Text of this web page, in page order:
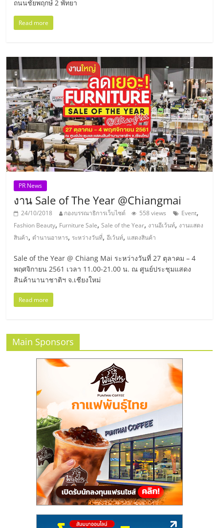
SMEs,
แฟ
รน
ไชส์,
ที่
ปรึกษา
แฟ
รน
ไชส์,
รวม
แฟ
รน
ไชส์
ขาย
แฟ
ไชส์
แฟ
ถนนชัยพฤกษ์ 2 พัทยา
Read more
PR News
งาน Sale of The Year @Chiangmai
24/10/2018 กองบรรณาธิการเว็บไซต์ 558 views Event,
Fashion Beauty, Furniture Sale,Sale of the Year, งานอีเว้นท์, งานแสดง
สินค้า, ตำนานอาหาร, ระหว่างวันที่,อีเว้นท์, แสดงสินค้า
Sale of the Year @ Chiang Mai ระหว่างวันที่ 27 ตุลาคม – 4
พฤศจิกายน 2561 เวลา 11.00-21.00 น. ณ ศูนย์ประชุมแสดง
สินค้านานาชาติฯ จ.เชียงใหม่
Read more
Main Sponsors